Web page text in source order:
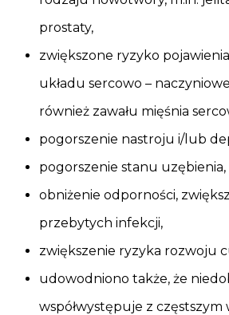
prostaty,
zwiększone ryzyko
układu sercowo –
również zawału mięśnia
pogorszenie nastroju i/lub
pogorszenie stanu uzębienia,
obniżenie odporności,
przebytych infekcji,
zwiększenie ryzyka rozwoju
udowodniono także, że
współwystępuje z